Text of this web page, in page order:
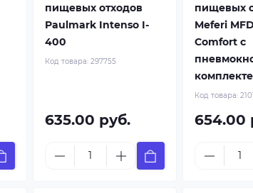
пищевых отходов
Paulmark Intenso I-
400
Код товара: 297755
635.00 руб.
пищевых
Meferi
Comfort с
комплекте
Код товара:
654.00